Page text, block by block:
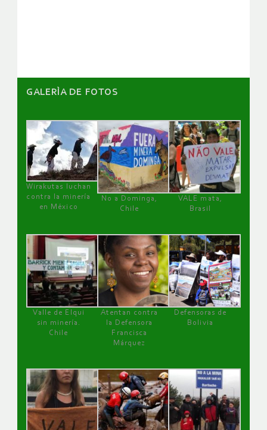
GALERÌA DE FOTOS
Wirakutas luchan
contra la minería
en México
No a Dominga,
Chile
VALE mata,
Brasil
Valle de Elqui
sin minería.
Chile
Atentan contra
la Defensora
Francisca
Márquez
Defensoras de
Bolivia